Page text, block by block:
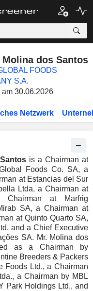
dos Santos
FOODS
S.A.
30.06.2026
Netzwerk
is a Chairman at
Foods Co. SA, a
at Estancias del Sur
Ltda, a Chairman at
Chairman at Marfrig
SA, a Chairman at
at Quinto Quarto SA,
and a Chief Executive
SA. Mr. Molina dos
as a Chairman by
Breeders & Packers
Foods Ltd., a Chairman
a Chairman by MBL
Park Holdings Ltd., and